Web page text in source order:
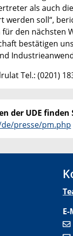
als auch
soll“,
den nächsten
bestätigen
Tel.: (0201)
der UDE finden
presse/pm.php